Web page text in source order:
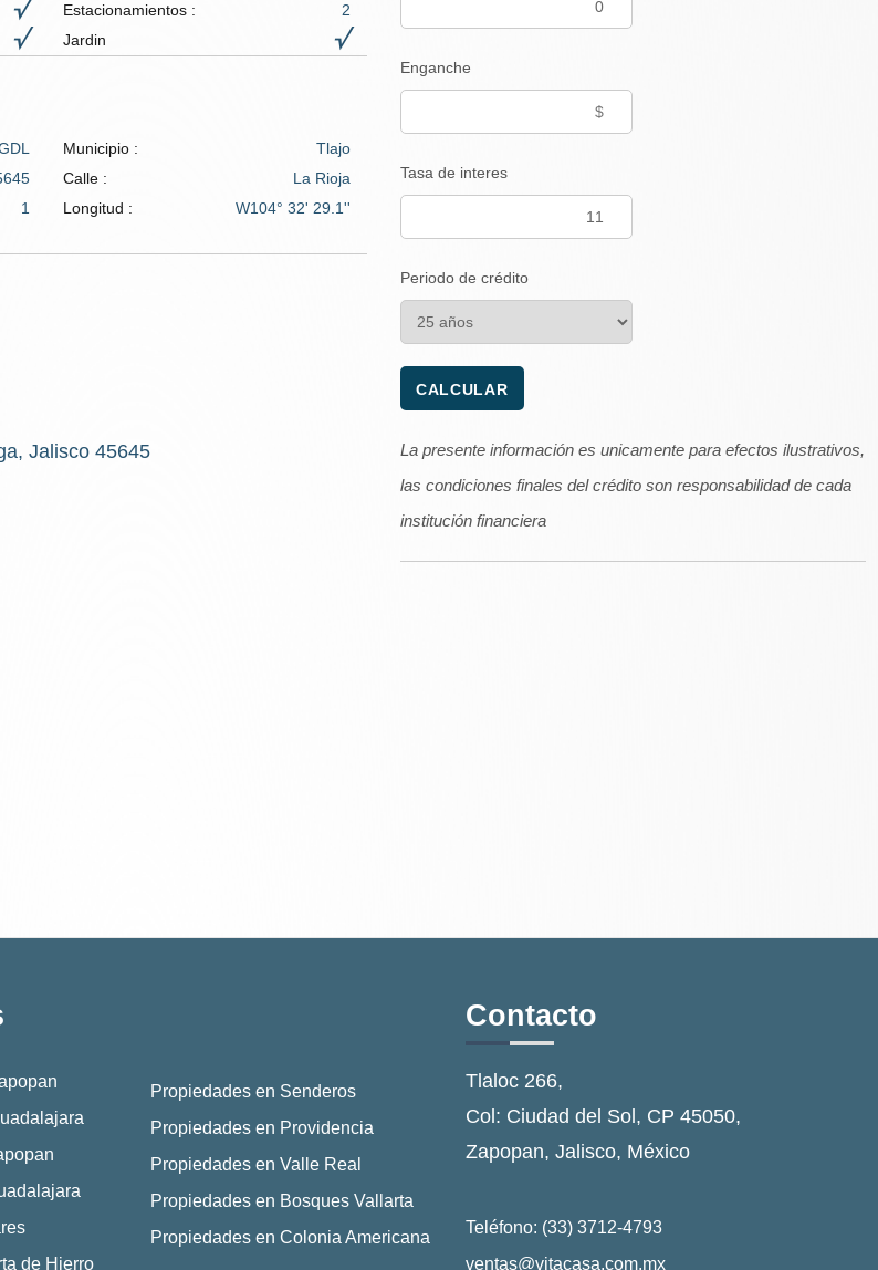
Estacionamientos :
2
Jardin
Municipio :
Tlajo
Calle :
La Rioja
1 Longitud :
W104° 32' 29.1''
Jalisco 45645
Enganche
Tasa de interes
Periodo de crédito
La presente información es unicamente para efectos ilustrativos,
las condiciones finales del crédito son responsabilidad de cada
institución financiera
de Hierro
Propiedades en Senderos
Propiedades en Providencia
Propiedades en Valle Real
Propiedades en Bosques Vallarta
Propiedades en Colonia Americana
Contacto
Tlaloc 266,
Col: Ciudad del Sol, CP 45050,
Zapopan, Jalisco, México
Teléfono: (33) 3712-4793
ventas@vitacasa.com.mx